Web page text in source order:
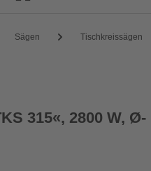
Sägen Tischkreissägen
315«, 2800 W, Ø-